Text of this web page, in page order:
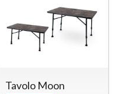
Tavolo Moon